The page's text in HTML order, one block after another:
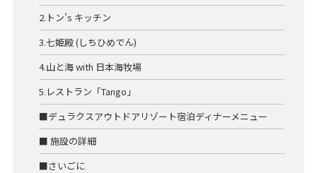
2.トン’s キッチン
3.七姫殿 (しちひめでん)
4.山と海 with 日本海牧場
5.レストラン「Tango」
■デュラクスアウトドアリゾート宿泊ディナーメニュー
■ 施設の詳細
■さいごに